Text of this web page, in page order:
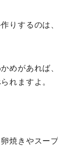
りするのは
めがあれば
れますよ。
焼きやスー